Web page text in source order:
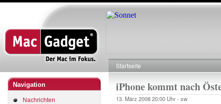
Direkt
zum
Navigation
Nachrichten
Pfadnavigation
Startseite
iPhone kommt nach
13. März 200820:00 Uhr - sw